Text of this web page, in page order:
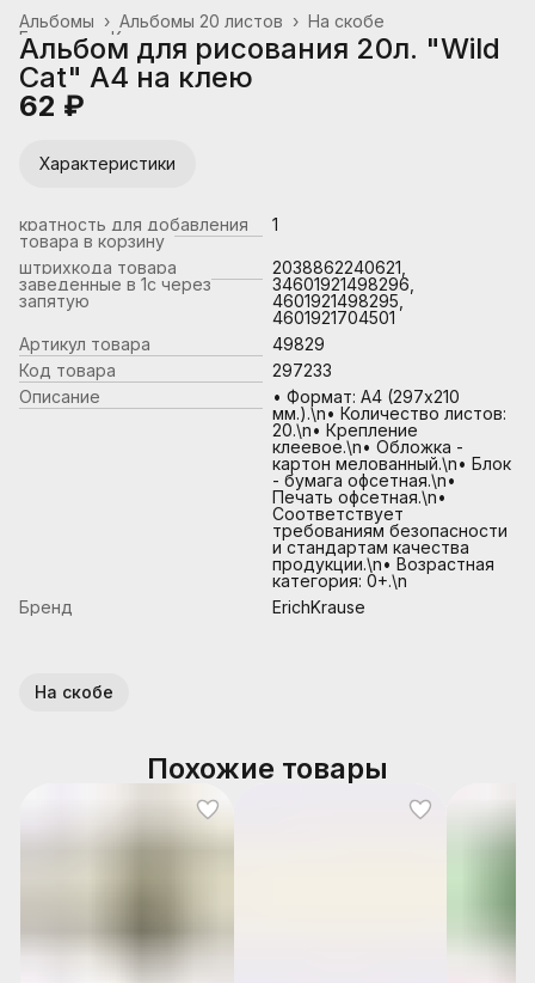
На скобе
Альбомы 20 листов ›
Альбомы ›
Канцтовары, школьные принадлежности ›
Главная
Альбом для рисования 20л. "Wild
Cat" А4 на клею
62 ₽
Характеристики
кратность для добавления
товара в корзину
1
штрихкода товара
заведенные в 1с через
запятую
2038862240621,
34601921498296,
4601921498295,
4601921704501
Артикул товара
49829
Код товара
297233
Описание
• Формат: А4 (297х210
мм.).\n• Количество листов:
20.\n• Крепление
клеевое.\n• Обложка -
картон мелованный.\n• Блок
- бумага офсетная.\n•
Печать офсетная.\n•
Соответствует
требованиям безопасности
и стандартам качества
продукции.\n• Возрастная
категория: 0+.\n
Бренд
ErichKrause
На скобе
Похожие товары